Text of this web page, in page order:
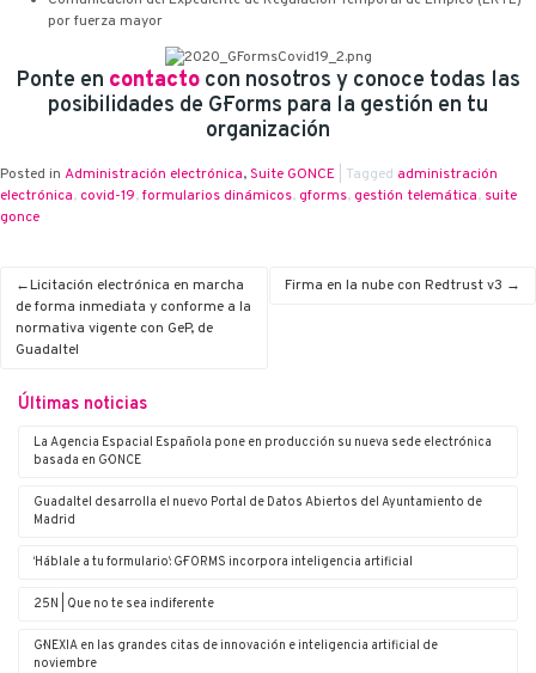
por fuerza mayor
Ponte en contacto con nosotros y conoce todas las
posibilidades de G·Forms para la gestión en tu
organización
Posted in Administración electrónica,Suite G·ONCE Tagged administración
electrónica, covid-19,formularios dinámicos, g·forms, gestión telemática, suite
g·once
Licitación electrónica en marcha
de forma inmediata y conforme a la
normativa vigente con G·eP, de
Guadaltel
Firma en la nube con Redtrust v3
Últimas noticias
La Agencia Espacial Española pone en producción su nueva sede electrónica
basada en G·ONCE
Guadaltel desarrolla el nuevo Portal de Datos Abiertos del Ayuntamiento de
Madrid
‘Háblale a tu formulario’: G·FORMS incorpora inteligencia artificial
25N | Que no te sea indiferente
G·NEXIA en las grandes citas de innovación e inteligencia artificial de
noviembre